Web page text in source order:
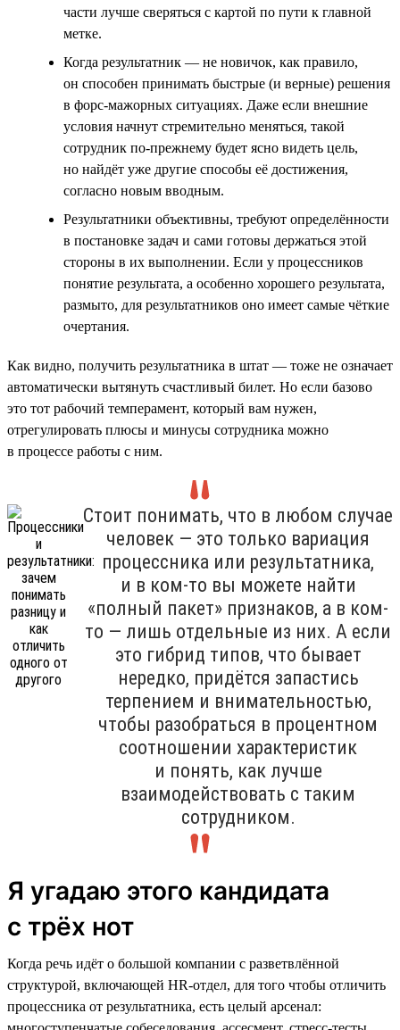
части лучше сверяться с картой по пути к главной
метке.
Когда результатник — не новичок, как правило,
он способен принимать быстрые (и верные) решения
в форс-мажорных ситуациях. Даже если внешние
условия начнут стремительно меняться, такой
сотрудник по-прежнему будет ясно видеть цель,
но найдёт уже другие способы её достижения,
согласно новым вводным.
Результатники объективны, требуют определённости
в постановке задач и сами готовы держаться этой
стороны в их выполнении. Если у процессников
понятие результата, а особенно хорошего результата,
размыто, для результатников оно имеет самые чёткие
очертания.
Как видно, получить результатника в штат — тоже не означает
автоматически вытянуть счастливый билет. Но если базово
это тот рабочий темперамент, который вам нужен,
отрегулировать плюсы и минусы сотрудника можно
в процессе работы с ним.
Стоит понимать, что в любом случае
человек — это только вариация
процессника или результатника,
и в ком-то вы можете найти
«полный пакет» признаков, а в ком-
то — лишь отдельные из них. А если
это гибрид типов, что бывает
нередко, придётся запастись
терпением и внимательностью,
чтобы разобраться в процентном
соотношении характеристик
и понять, как лучше
взаимодействовать с таким
сотрудником.
Я угадаю этого кандидата
с трёх нот
Когда речь идёт о большой компании с разветвлённой
структурой, включающей HR-отдел, для того чтобы отличить
процессника от результатника, есть целый арсенал: